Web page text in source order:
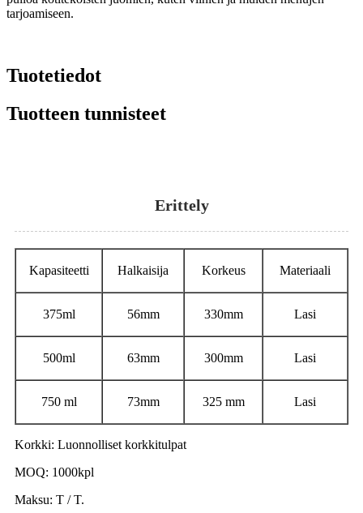
tarjoamiseen.
Tuotetiedot
Tuotteen tunnisteet
Erittely
Kapasiteetti Halkaisija Korkeus Materiaali
375ml 56mm 330mm Lasi
500ml 63mm 300mm Lasi
750 ml 73mm 325 mm Lasi
Korkki: Luonnolliset korkkitulpat
MOQ: 1000kpl
Maksu: T / T.